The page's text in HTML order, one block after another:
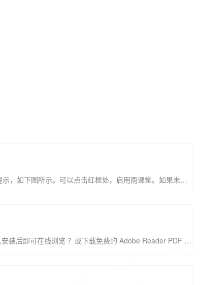
☆首先确保计算机已经安装好雨课堂，并能正常打开！在打开wps时，会短暂弹出提示，如下图所示。可以点击红框处，启用雨课堂。如果未及时点击上图提示，或没有提示，请依次点击上方工具栏的“工具”→“COM加载项”，在弹出的窗口中启用加载项，如下图所示。？？或在wps的ppt界面，通过文件→选项→信任中心，选择启用第三方加载项，如图所示。（该操作会造成wps启动速度严重变慢！
如果您无法在线浏览此 PDF 文件，则可以下载免费小巧的 福昕(Foxit) PDF 阅读器,安装后即可在线浏览 ？或下载免费的 Adobe Reader PDF 阅读器,安装后即可在线浏览 ？或下载此 PDF 文件